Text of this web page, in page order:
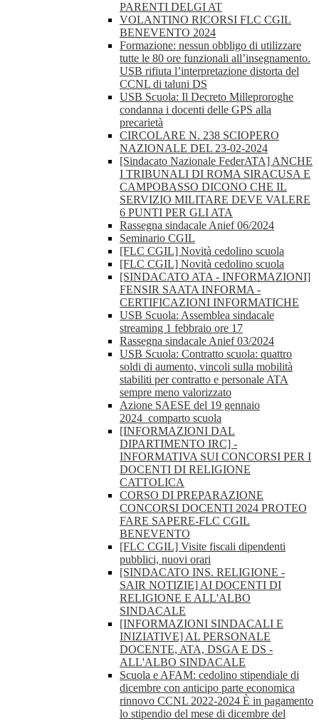
PARENTI DELGI AT
VOLANTINO RICORSI FLC CGIL
BENEVENTO 2024
Formazione: nessun obbligo di utilizzare
tutte le 80 ore funzionali all’insegnamento.
USB rifiuta l’interpretazione distorta del
CCNL di taluni DS
USB Scuola: Il Decreto Milleproroghe
condanna i docenti delle GPS alla
precarietà
CIRCOLARE N. 238 SCIOPERO
NAZIONALE DEL 23-02-2024
[Sindacato Nazionale FederATA] ANCHE
I TRIBUNALI DI ROMA SIRACUSA E
CAMPOBASSO DICONO CHE IL
SERVIZIO MILITARE DEVE VALERE
6 PUNTI PER GLI ATA
Rassegna sindacale Anief 06/2024
Seminario CGIL
[FLC CGIL] Novità cedolino scuola
[FLC CGIL] Novità cedolino scuola
[SINDACATO ATA - INFORMAZIONI]
FENSIR SAATA INFORMA -
CERTIFICAZIONI INFORMATICHE
USB Scuola: Assemblea sindacale
streaming 1 febbraio ore 17
Rassegna sindacale Anief 03/2024
USB Scuola: Contratto scuola: quattro
soldi di aumento, vincoli sulla mobilità
stabiliti per contratto e personale ATA
sempre meno valorizzato
Azione SAESE del 19 gennaio
2024_comparto scuola
[INFORMAZIONI DAL
DIPARTIMENTO IRC] -
INFORMATIVA SUI CONCORSI PER I
DOCENTI DI RELIGIONE
CATTOLICA
CORSO DI PREPARAZIONE
CONCORSI DOCENTI 2024 PROTEO
FARE SAPERE-FLC CGIL
BENEVENTO
[FLC CGIL] Visite fiscali dipendenti
pubblici, nuovi orari
[SINDACATO INS. RELIGIONE -
SAIR NOTIZIE] AI DOCENTI DI
RELIGIONE E ALL'ALBO
SINDACALE
[INFORMAZIONI SINDACALI E
INIZIATIVE] AL PERSONALE
DOCENTE, ATA, DSGA E DS -
ALL'ALBO SINDACALE
Scuola e AFAM: cedolino stipendiale di
dicembre con anticipo parte economica
rinnovo CCNL 2022-2024 È in pagamento
lo stipendio del mese di dicembre del